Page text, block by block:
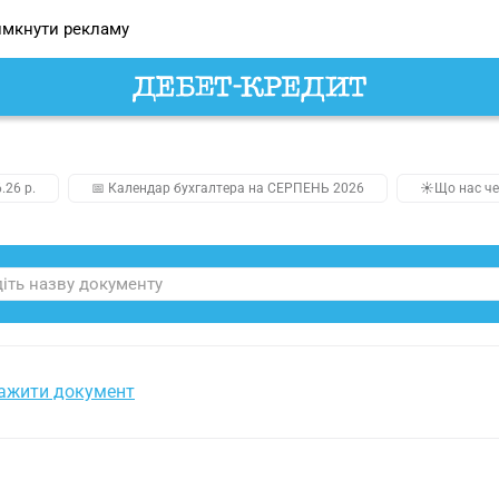
рекламу
р. 📅 Календар бухгалтера на СЕРПЕНЬ 2026 ☀️Що нас
документ